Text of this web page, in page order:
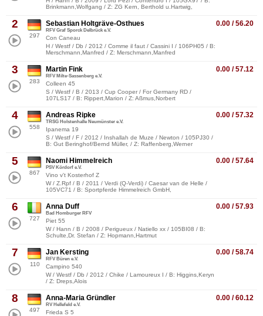
Brinkmann,Wolfgang / Z: ZG Kern, Berthold u.Hartwig,
2
297
0.00 / 56.20
Sebastian Holtgräve-Osthues
RFV Graf Sporck Delbrück e.V.
Con Caneau
H / Westf / Db / 2012 / Comme il faut / Cassini I / 106PH05 / B:
Merschmann,Manfred / Z: Merschmann,Manfred
3
283
0.00 / 57.12
Martin Fink
RFV Milte-Sassenberg e.V.
Colleen 45
S / Westf / B / 2013 / Cup Cooper / For Germany RD /
107LS17 / B: Rippert,Marion / Z: Aßmus,Norbert
4
558
0.00 / 57.32
Andreas Ripke
TRSG Holstenhalle Neumünster e.V.
Ipanema 19
S / Westf / F / 2012 / Inshallah de Muze / Newton / 105PJ30 /
B: Gut Beringhof/Bernd Müller, / Z: Raffenberg,Werner
5
867
0.00 / 57.64
Naomi Himmelreich
PSV Kördorf e.V.
Vino v't Kosterhof Z
W / Z.Rpf / B / 2011 / Verdi (Q-Verdi) / Caesar van de Helle /
105VC71 / B: Sportpferde Himmelreich GmbH,
6
727
0.00 / 57.93
Anna Duff
Bad Homburger RFV
Piet 55
W / Hann / B / 2008 / Perigueux / Natiello xx / 105BI08 / B:
Schulte,Dr. Stefan / Z: Hopmann,Hartmut
7
110
0.00 / 58.74
Jan Kersting
RFV Büren e.V.
Campino 540
W / Westf / Db / 2012 / Chike / Lamoureux I / B: Higgins,Keryn
/ Z: Dreps,Alois
8
497
0.00 / 60.12
Anna-Maria Gründler
RV Hellefeld e.V.
Frieda S 5